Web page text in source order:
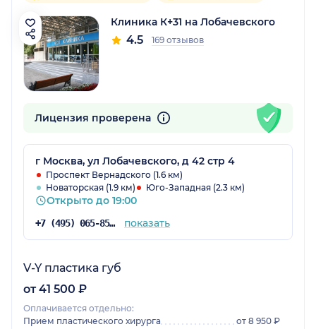
Клиника К+31 на Лобачевского
4.5 169 отзывов
Лицензия проверена
г Москва, ул Лобачевского, д 42 стр 4
Проспект Вернадского (1.6 км)
Новаторская (1.9 км)
Юго-Западная (2.3 км)
Открыто до 19:00
+7 (495) 065-85-52 показать
V-Y пластика губ
от 41 500 ₽
Оплачивается отдельно:
Прием пластического хирурга
от 8 950 ₽